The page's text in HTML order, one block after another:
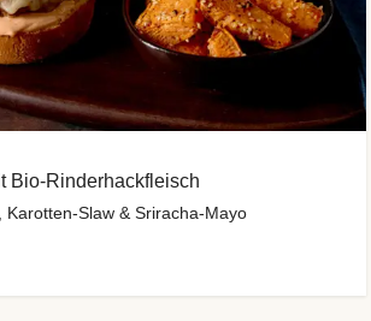
Bio-Rinderhackfleisch
Slaw & Sriracha-Mayo